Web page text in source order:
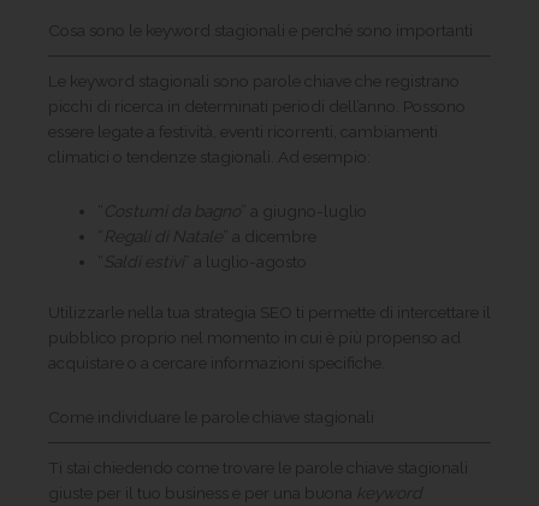
Cosa sono le keyword stagionali e perché sono importanti
Le keyword stagionali sono parole chiave che registrano
picchi di ricerca in determinati periodi dell’anno. Possono
essere legate a festività, eventi ricorrenti, cambiamenti
climatici o tendenze stagionali. Ad esempio:
“ Costumi da bagno
” a giugno-luglio
“ Regali di Natale
” a dicembre
“ Saldi estivi ” a luglio-agosto
Utilizzarle nella tua strategia SEO ti permette di intercettare il
pubblico proprio nel momento in cui è più propenso ad
acquistare o a cercare informazioni specifiche.
Come individuare le parole chiave stagionali
Ti stai chiedendo come trovare le parole chiave stagionali
giuste per il tuo business e per una buona
keyword